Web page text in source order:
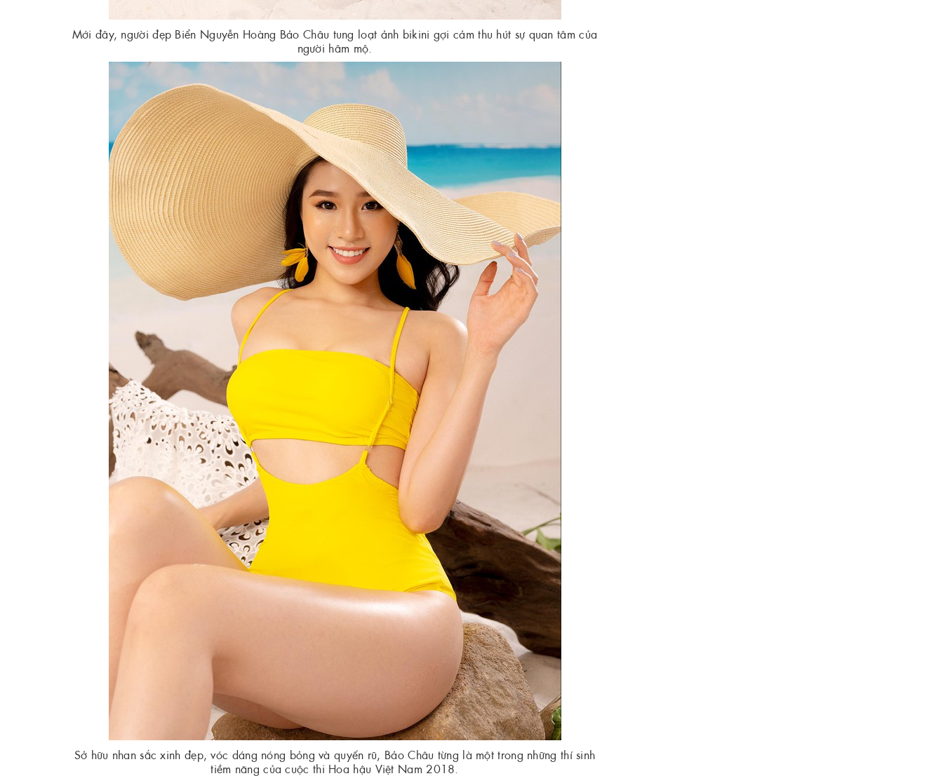
Mới đây, người đẹp Biển Nguyễn Hoàng Bảo Châu tung loạt ảnh bikini gợi cảm thu hút sự quan tâm của
người hâm mộ.
Sở hữu nhan sắc xinh đẹp, vóc dáng nóng bỏng và quyến rũ, Bảo Châu từng là một trong những thí sinh
tiềm năng của cuộc thi Hoa hậu Việt Nam 2018.